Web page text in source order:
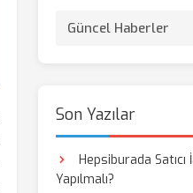
Güncel Haberler
Son Yazılar
Hepsiburada
Yapılmalı?